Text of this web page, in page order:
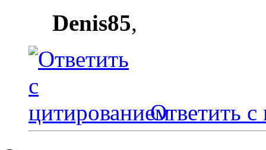
Denis85,
Ответить с